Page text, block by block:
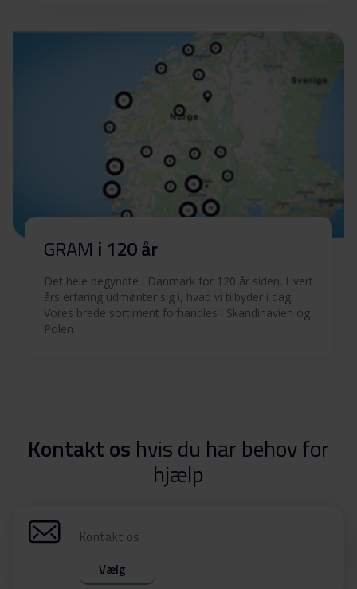
GRAM i 120 år
Det hele begyndte i Danmark for 120 år siden. Hvert
års erfaring udmønter sig i, hvad vi tilbyder i dag.
Vores brede sortiment forhandles i Skandinavien og
Polen.
Kontakt os hvis du har behov for
hjælp
Kontakt os
Vælg